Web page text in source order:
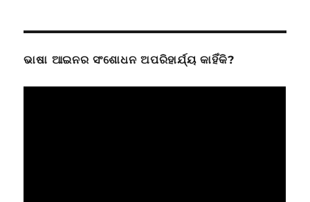
ଭାଷା ଆଇନର ସଂଶୋଧନ ଅପରିହାର୍ଯ୍ୟ କାହିଁକି?